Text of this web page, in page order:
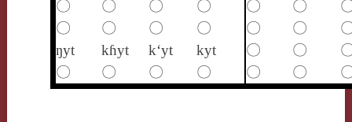
〇
〇 〇 〇 〇 〇
〇
〇 〇 〇 〇 〇
ŋyt
kɦyt k‘yt kyt 〇 〇
〇
〇 〇 〇 〇 〇